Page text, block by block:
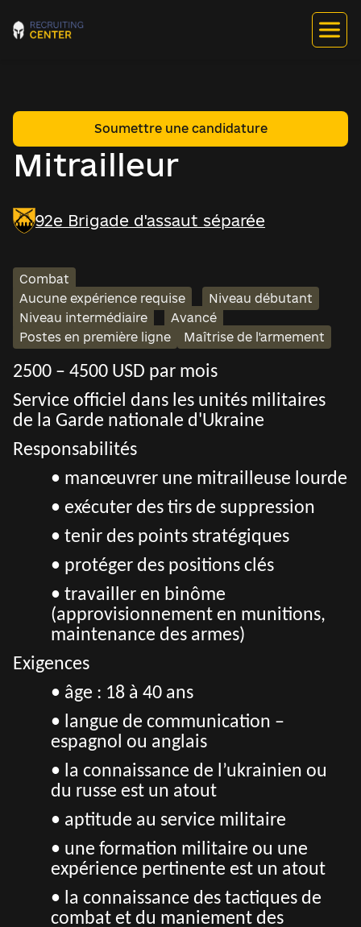
Mitrailleur
Soumettre une candidature
92e Brigade d'assaut séparée
Combat
Aucune expérience requise
Niveau débutant
Niveau intermédiaire
Avancé
Postes en première ligne
Maîtrise de l'armement
2500 – 4500 USD par mois
Service officiel dans les unités militaires
de la Garde nationale d'Ukraine
Responsabilités
• manœuvrer une mitrailleuse lourde
• exécuter des tirs de suppression
• tenir des points stratégiques
• protéger des positions clés
• travailler en binôme
(approvisionnement en munitions,
maintenance des armes)
Exigences
• âge : 18 à 40 ans
• langue de communication –
espagnol ou anglais
• la connaissance de l’ukrainien ou
du russe est un atout
• aptitude au service militaire
• une formation militaire ou une
expérience pertinente est un atout
• la connaissance des tactiques de
combat et du maniement des